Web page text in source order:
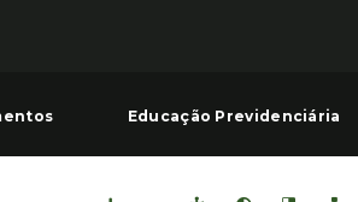
Educação Previdenciária